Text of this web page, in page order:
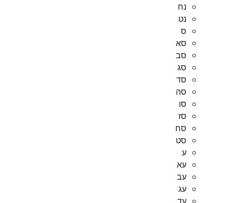
נח
נט
ס
סא
סב
סג
סד
סה
סו
סז
סח
סט
ע
עא
עב
עג